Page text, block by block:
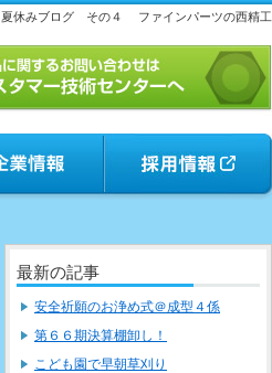
夏休みブログ その４ ファインパーツの西精工
最新の記事
安全祈願のお浄め式＠成型４係
第６６期決算棚卸し！
こども園で早朝草刈り